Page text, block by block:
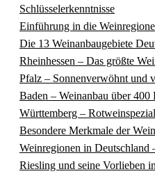
Schlüsselerkenntnisse
Einführung in die
Die 13 Weinanbaugebiete
Rheinhessen – Das größte
Pfalz – Sonnenverwöhnt und
Baden – Weinanbau über 400
Württemberg –
Besondere Merkmale der
Weinregionen in Deutschland
Riesling und seine Vorlieben